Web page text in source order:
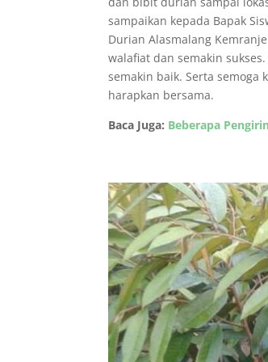
sampaikan kepada Bapak
Durian Alasmalang
walafiat dan semakin
semakin baik. Serta
harapkan bersama.
Baca Juga: Beberapa